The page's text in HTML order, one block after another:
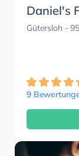
Daniel's
Gütersloh -
9